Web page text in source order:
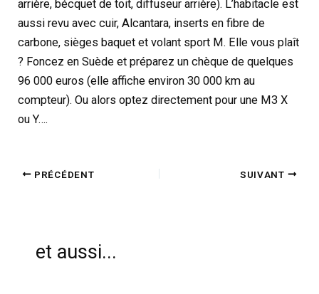
arrière, bécquet de toit, diffuseur arrière). L’habitacle est
aussi revu avec cuir, Alcantara, inserts en fibre de
carbone, sièges baquet et volant sport M. Elle vous plaît
? Foncez en Suède et préparez un chèque de quelques
96 000 euros (elle affiche environ 30 000 km au
compteur). Ou alors optez directement pour une M3 X
ou Y….
PRÉCÉDENT SUIVANT
et aussi...